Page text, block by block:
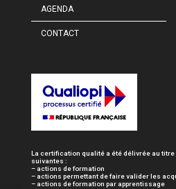
AGENDA
CONTACT
La certification qualité a été délivrée au
suivantes :
– actions de formation
– actions permettant de faire valider les
– actions de formation par apprentissage